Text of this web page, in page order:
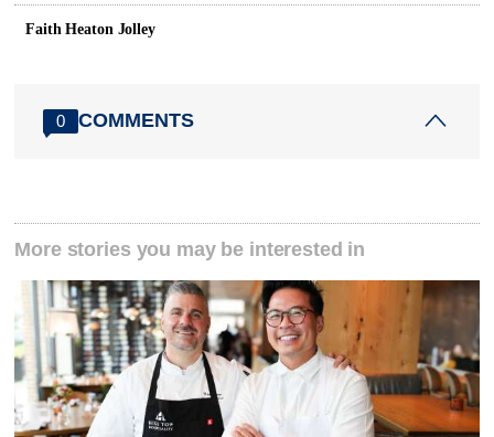
Faith Heaton Jolley
0 COMMENTS
More stories you may be interested in